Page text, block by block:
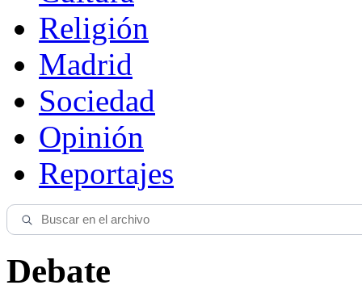
Religión
Madrid
Sociedad
Opinión
Reportajes
Debate